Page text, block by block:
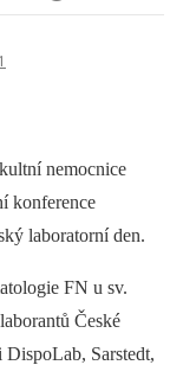
nemocnice
konference
laboratorní den.
FN u sv.
České
DispoLab, Sarstedt,